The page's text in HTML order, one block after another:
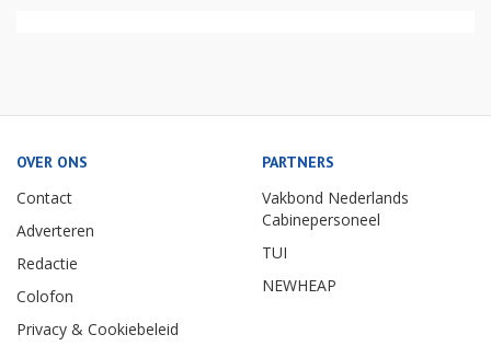
OVER ONS
Contact
Adverteren
Redactie
Colofon
Privacy & Cookiebeleid
PARTNERS
Vakbond Nederlands
Cabinepersoneel
TUI
NEWHEAP